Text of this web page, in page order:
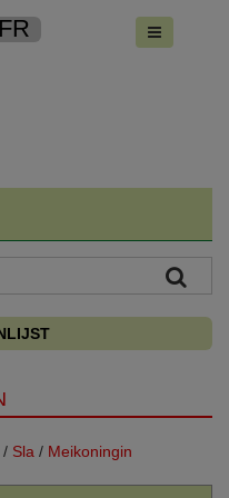
FR
/ Sla / Meikoningin